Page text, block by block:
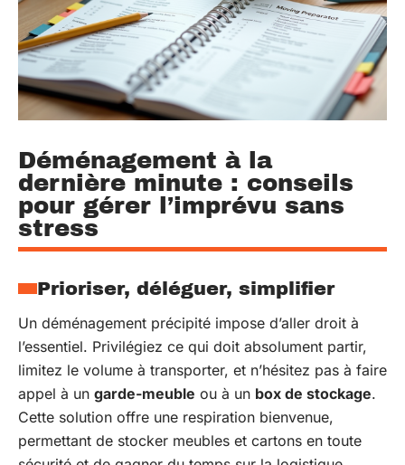
Déménagement à la
dernière minute : conseils
pour gérer l’imprévu sans
stress
Prioriser, déléguer, simplifier
Un déménagement précipité impose d’aller droit à
l’essentiel. Privilégiez ce qui doit absolument partir,
limitez le volume à transporter, et n’hésitez pas à faire
appel à un garde-meuble ou à un box de stockage.
Cette solution offre une respiration bienvenue,
permettant de stocker meubles et cartons en toute